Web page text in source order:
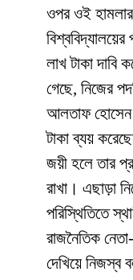
ওপর ওই হামলার
লাখ টাকা দাবি
গেছে, নিজের
আলতাফ হোসেন
টাকা ব্যয়
জয়ী হলে তার
রাখা। এছাড়া
পরিস্থিতিতে
রাজনৈতিক
দেখিয়ে নিজস্ব